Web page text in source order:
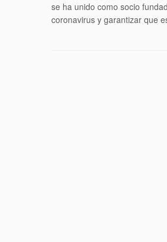
se ha unido como socio
coronavirus y garantizar que